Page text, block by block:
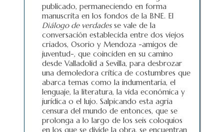
publicado, permaneciendo en forma
manuscrita en los fondos de la BNE. El
Diálogo de verdadesse vale de la
conversación establecida entre dos viejos
criados, Osorio y Mendoza -amigos de
juventud-, que coinciden en su camino
desde Valladolid a Sevilla, para desbrozar
una demoledora crítica de costumbres que
abarca temas como la indumentaria, el
lenguaje, la literatura, la vida económica y
jurídica o el lujo. Salpicando esta agria
censura del mundo de entonces, que se
prolonga a lo largo de los seis coloquios
en los que se divide la obra, se encuentran